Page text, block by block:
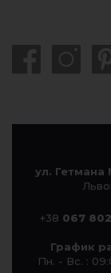
ул. Гетмана
+38 067
График
Пн. - Вс. :